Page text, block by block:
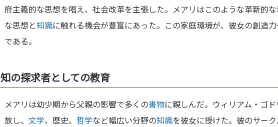
府主義的な思想を唱え、社会改革を主張した。メアリはこのような革新的
な思想と知識に触れる機会が豊富にあった。この家庭環境が、彼女の創造力
である。
知の探求者としての教育
メアリは幼少期から父親の影響で多くの書物に親しんだ。ウィリアム・ゴ
放し、 文学、歴史、 哲学など幅広い分野の知識を彼女に授けた。彼のサー